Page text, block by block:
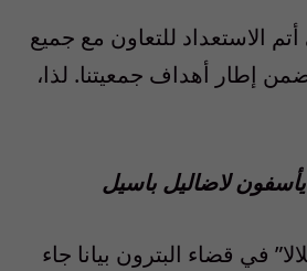
الاستعداد للتعاون مع جميع
إطار أهداف جمعيتنا. لذا،
لاضاليل باسيل
في قضاء البترون بيانا جاء